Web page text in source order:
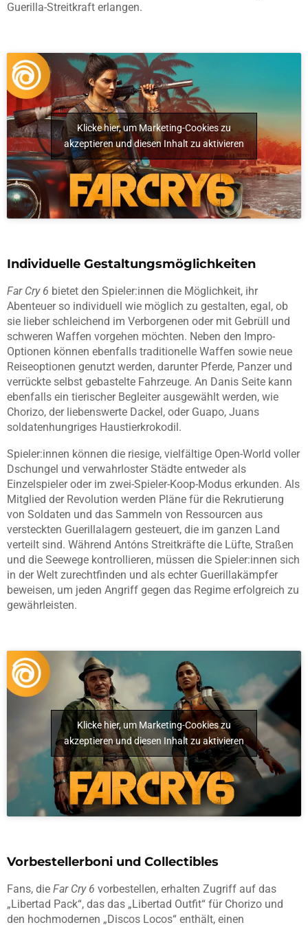
Guerilla-Streitkraft erlangen.
Klicke hier, um Marketing-Cookies zu
akzeptieren und diesen Inhalt zu aktivieren
Individuelle Gestaltungsmöglichkeiten
Far Cry 6 bietet den Spieler:innen die Möglichkeit, ihr
Abenteuer so individuell wie möglich zu gestalten, egal, ob
sie lieber schleichend im Verborgenen oder mit Gebrüll und
schweren Waffen vorgehen möchten. Neben den Impro-
Optionen können ebenfalls traditionelle Waffen sowie neue
Reiseoptionen genutzt werden, darunter Pferde, Panzer und
verrückte selbst gebastelte Fahrzeuge. An Danis Seite kann
ebenfalls ein tierischer Begleiter ausgewählt werden, wie
Chorizo, der liebenswerte Dackel, oder Guapo, Juans
soldatenhungriges Haustierkrokodil.
Spieler:innen können die riesige, vielfältige Open-World voller
Dschungel und verwahrloster Städte entweder als
Einzelspieler oder im zwei-Spieler-Koop-Modus erkunden. Als
Mitglied der Revolution werden Pläne für die Rekrutierung
von Soldaten und das Sammeln von Ressourcen aus
versteckten Guerillalagern gesteuert, die im ganzen Land
verteilt sind. Während Antóns Streitkräfte die Lüfte, Straßen
und die Seewege kontrollieren, müssen die Spieler:innen sich
in der Welt zurechtfinden und als echter Guerillakämpfer
beweisen, um jeden Angriff gegen das Regime erfolgreich zu
gewährleisten.
Klicke hier, um Marketing-Cookies zu
akzeptieren und diesen Inhalt zu aktivieren
Vorbestellerboni und Collectibles
Fans, die Far Cry 6 vorbestellen, erhalten Zugriff auf das
„Libertad Pack“, das das „Libertad Outfit“ für Chorizo und
den hochmodernen „Discos Locos“ enthält, einen